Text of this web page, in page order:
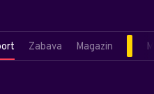
Zabava Magazin